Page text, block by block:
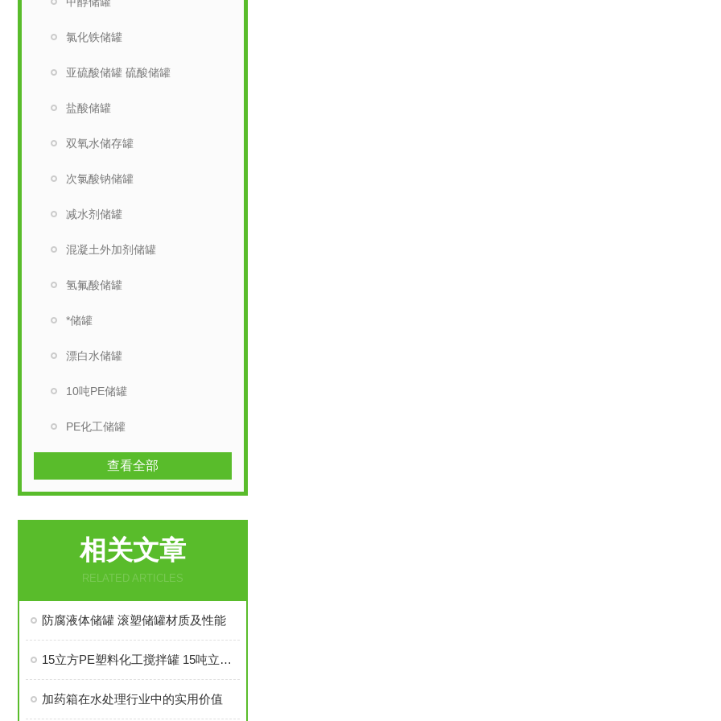
氯化铁储罐
亚硫酸储罐 硫酸储罐
盐酸储罐
双氧水储存罐
次氯酸钠储罐
减水剂储罐
混凝土外加剂储罐
氢氟酸储罐
*储罐
漂白水储罐
10吨PE储罐
PE化工储罐
查看全部
相关文章
RELATED ARTICLES
防腐液体储罐 滚塑储罐材质及性能
15立方PE塑料化工搅拌罐 15吨立式搅拌设备安装技巧
加药箱在水处理行业中的实用价值